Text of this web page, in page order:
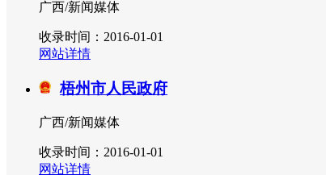
广西/新闻媒体
收录时间：2016-01-01
网站详情
梧州市人民政府
广西/新闻媒体
收录时间：2016-01-01
网站详情